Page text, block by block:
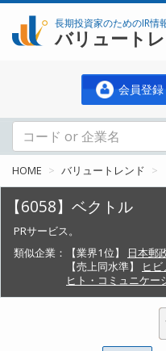
長期投資家のためのIR情
バリュート
会員登録
HOME バリュートレンド
【6058】ベクトル
PRサービス。
類似企業：
【業界1位】
日本郵
【売上同水準】
ヒビ
ヒト・コミュニケー